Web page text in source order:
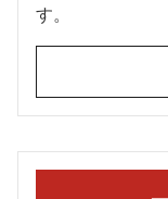
す。